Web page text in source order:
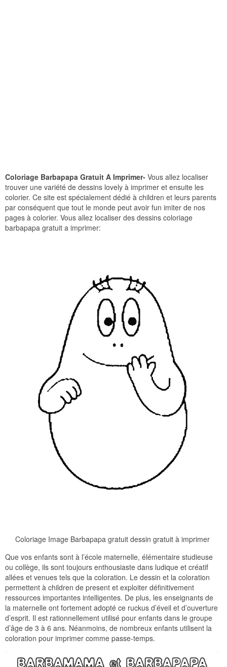
Coloriage Barbapapa Gratuit A Imprimer- Vous allez localiser
trouver une variété de dessins lovely à imprimer et ensuite les
colorier. Ce site est spécialement dédié à children et leurs parents
par conséquent que tout le monde peut avoir fun imiter de nos
pages à colorier. Vous allez localiser des dessins coloriage
barbapapa gratuit a imprimer:
Coloriage Image Barbapapa gratuit dessin gratuit à imprimer
Que vos enfants sont à l’école maternelle, élémentaire studieuse
ou collège, ils sont toujours enthousiaste dans ludique et créatif
allées et venues tels que la coloration. Le dessin et la coloration
permettent à children de present et exploiter définitivement
ressources importantes intelligentes. De plus, les enseignants de
la maternelle ont fortement adopté ce ruckus d’éveil et d’ouverture
d’esprit. Il est rationnellement utilisé pour enfants dans le groupe
d’âge de 3 à 6 ans. Néanmoins, de nombreux enfants utilisent la
coloration pour imprimer comme passe-temps.